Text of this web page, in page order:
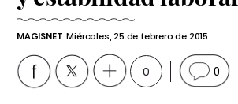
MAGISNET Miércoles, 25 de febrero de 2015
0 0